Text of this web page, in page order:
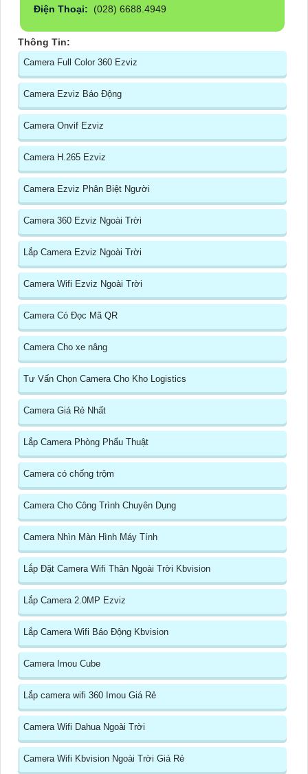
Điện Thoại: (028) 6688.4949
Thông Tin:
Camera Full Color 360 Ezviz
Camera Ezviz Báo Động
Camera Onvif Ezviz
Camera H.265 Ezviz
Camera Ezviz Phân Biệt Người
Camera 360 Ezviz Ngoài Trời
Lắp Camera Ezviz Ngoài Trời
Camera Wifi Ezviz Ngoài Trời
Camera Có Đọc Mã QR
Camera Cho xe nâng
Tư Vấn Chọn Camera Cho Kho Logistics
Camera Giá Rẻ Nhất
Lắp Camera Phòng Phẩu Thuật
Camera có chống trộm
Camera Cho Công Trình Chuyên Dụng
Camera Nhìn Màn Hình Máy Tính
Lắp Đặt Camera Wifi Thân Ngoài Trời Kbvision
Lắp Camera 2.0MP Ezviz
Lắp Camera Wifi Báo Động Kbvision
Camera Imou Cube
Lắp camera wifi 360 Imou Giá Rẻ
Camera Wifi Dahua Ngoài Trời
Camera Wifi Kbvision Ngoài Trời Giá Rẻ